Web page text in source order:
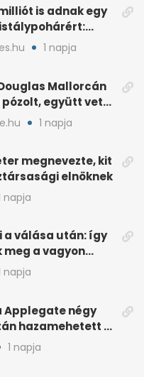
is adnak egy
lapulhat1 napja
Mallorcán
együtt vette
1 napja
megnevezte, kit
elnöknek
napja
a válása után: így
meg a vagyon
napja
Applegate négy
hazamehetett a
de hallgatnak az
1 napja